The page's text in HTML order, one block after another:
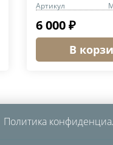
Артикул
6 000 ₽
В
Политика